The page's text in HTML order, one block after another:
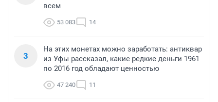
всем
53 083 14
3
На этих монетах можно заработать: антиквар
из Уфы рассказал, какие редкие деньги 1961
по 2016 год обладают ценностью
47 240 11